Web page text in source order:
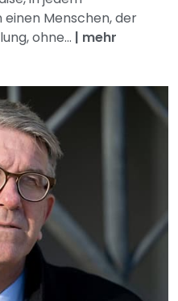
Menschen, der
ohne... | mehr